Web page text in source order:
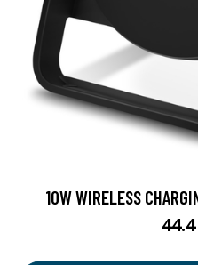
10W WIRELESS